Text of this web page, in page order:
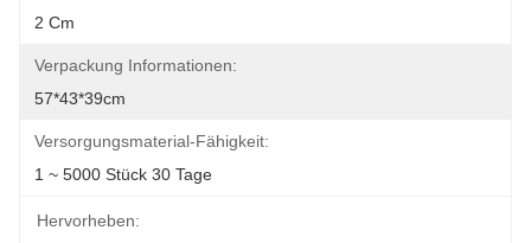
2 Cm
Verpackung Informationen:
57*43*39cm
Versorgungsmaterial-Fähigkeit:
1 ~ 5000 Stück 30 Tage
Hervorheben: